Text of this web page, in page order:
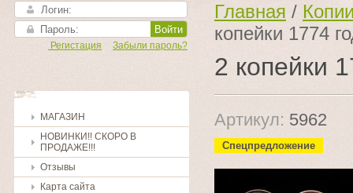
Войти
Забыли пароль?
Регистация
МАГАЗИН
НОВИНКИ!! СКОРО В
ПРОДАЖЕ!!!
Отзывы
Карта сайта
Главная /
копейки 1774
2 копейки
Артикул: 5962
Спецпредложение